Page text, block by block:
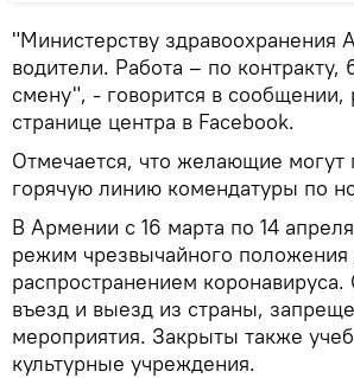
"Министерству
водители. Работа – по контракту,
смену", - говорится в
странице центра в Facebook.
Отмечается, что желающие могут
горячую линию комендатуры по
В Армении с 16 марта по 14
режим чрезвычайного
распространением
въезд и выезд из страны,
мероприятия. Закрыты также
культурные учреждения.